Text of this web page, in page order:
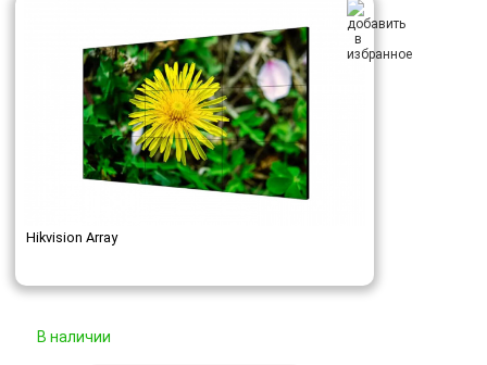
Hikvision Array
В наличии